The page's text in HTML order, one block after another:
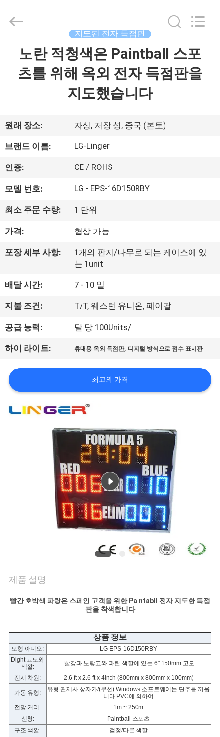
우
리
에
여
장
여
행
품
질
관
뉴
스
인
용
문
을
구
2026
Jiaxing
Reserved.
지도된 전자 득점판
노란 적청색은 Paintball 스포
츠를 위해 옥외 전자 득점판을
지도했습니다
원래 장소: 자싱, 저장 성, 중국 (본토)
브랜드 이름: LG-Linger
인증: CE / ROHS
모델 번호: LG - EPS-16D150RBY
최소 주문 수량: 1 단위
가격: 협상 가능
포장 세부 사항:
1개의 판지/나무로 되는 케이스에 있
는 1unit
배달 시간: 7 - 10 일
지불 조건: T/T, 웨스턴 유니온, 페이팔
공급 능력: 달 당 100Units/
하이 라이트: 휴대용 옥외 득점판, 디지털 방식으로 점수 표시판
최고의 가격
제품 설명
빨간 호박색 파랑은 스페인 고객을 위한 Paintabll 전자 지도한 득점
판을 착색합니다
상품 정보
모형 아니오:
LG-EPS-16D150RBY
Dight 고도와
색깔:
빨강과 노랗고와 파란 색깔에 있는 6" 150mm 고도
전시 차원: 2.6 ft x 2.6 ft x 4inch (800mm x 800mm x 100mm)
가동 유형:
유형 관제사 상자가/(무선) Windows 소프트웨어는 단추를 끼웁
니다 PVC에 의하여
전망 거리:
1m ~ 250m
신청:
Paintball 스포츠
구조 색깔:
검정/다른 색깔